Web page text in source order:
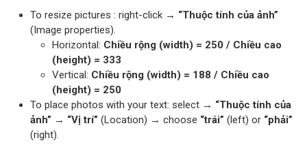
To resize pictures : right-click → “Thuộc tính của ảnh”
(Image properties).
Horizontal: Chiều rộng (width) = 250 / Chiều cao
(height) = 333
Vertical: Chiều rộng (width) = 188 / Chiều cao
(height) = 250
To place photos with your text: select → “Thuộc tính của
ảnh” → “Vị trí” (Location) → choose “trái” (left) or “phải”
(right).